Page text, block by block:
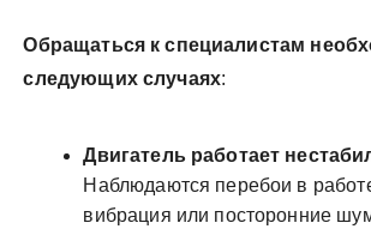
Обращаться к специалистам
следующих случаях:
Двигатель работает
Наблюдаются перебои в
вибрация или посторонние